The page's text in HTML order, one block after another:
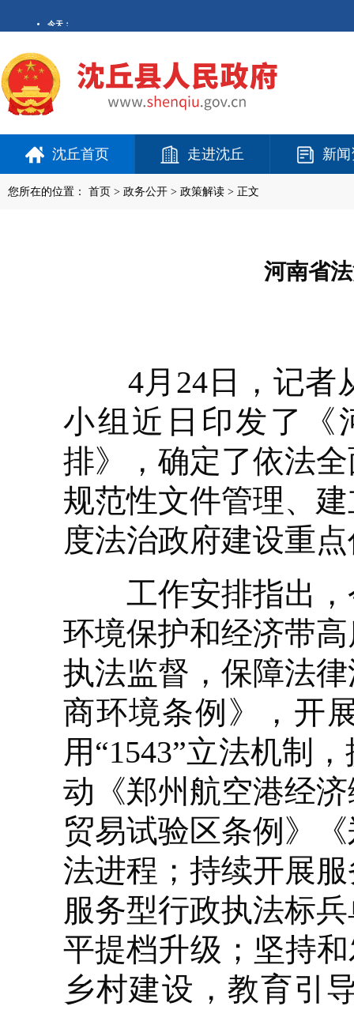
沈丘首页 走进沈丘 新
您所在的位置： 首页 > 政务公开 > 政策解读 > 正文
河南省
4月24日，记者
小组近日印发了《
排》，确定了依法
规范性文件管理、
度法治政府建设重
工作安排指出，
环境保护和经济带
执法监督，保障法
商环境条例》，开
用“1543”立法机制
动《郑州航空港经
贸易试验区条例》
法进程；持续开展
服务型行政执法标
平提档升级；坚持
乡村建设，教育引